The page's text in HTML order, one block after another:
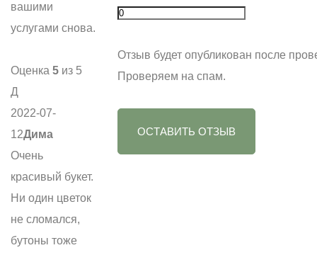
вашими
услугами снова.
Оценка 5 из 5
Д
2022-07-
12Дима
Очень
красивый букет.
Ни один цветок
не сломался,
бутоны тоже
Отзыв будет опубликован после
Проверяем на спам.
ОСТАВИТЬ ОТЗЫВ